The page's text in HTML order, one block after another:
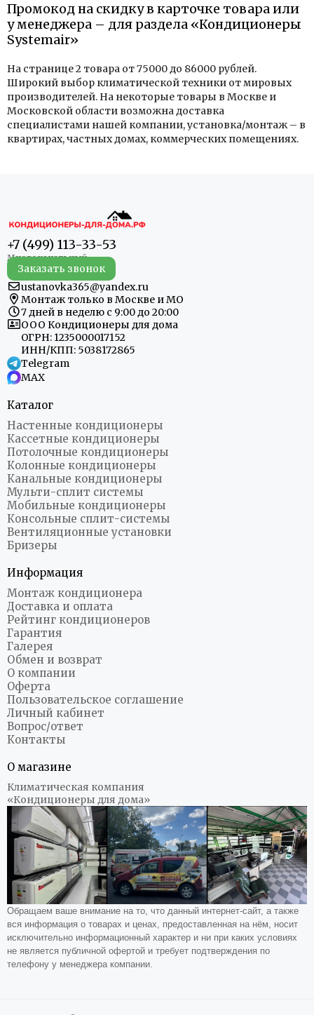
Промокод на скидку в карточке товара или
у менеджера – для раздела «Кондиционеры
Systemair»
На странице 2 товара от 75000 до 86000 рублей.
Широкий выбор климатической техники от мировых
производителей. На некоторые товары в Москве и
Московской области возможна доставка
специалистами нашей компании, установка/монтаж – в
квартирах, частных домах, коммерческих помещениях.
+7 (499) 113-33-53
Заказать звонок
ustanovka365@yandex.ru
Монтаж только в Москве и МО
7 дней в неделю с 9:00 до 20:00
ООО Кондиционеры для дома
ОГРН: 1235000017152
ИНН/КПП: 5038172865
Telegram
MAX
Каталог
Настенные кондиционеры
Кассетные кондиционеры
Потолочные кондиционеры
Колонные кондиционеры
Канальные кондиционеры
Мульти-сплит системы
Мобильные кондиционеры
Консольные сплит-системы
Вентиляционные установки
Бризеры
Информация
Монтаж кондиционера
Доставка и оплата
Рейтинг кондиционеров
Гарантия
Галерея
Обмен и возврат
О компании
Оферта
Пользовательское соглашение
Личный кабинет
Вопрос/ответ
Контакты
О магазине
Климатическая компания
«Кондиционеры для дома»
Обращаем ваше внимание на то, что данный интернет-сайт, а также
вся информация о товарах и ценах, предоставленная на нём, носит
исключительно информационный характер и ни при каких условиях
не является публичной офертой и требует подтверждения по
телефону у менеджера компании.